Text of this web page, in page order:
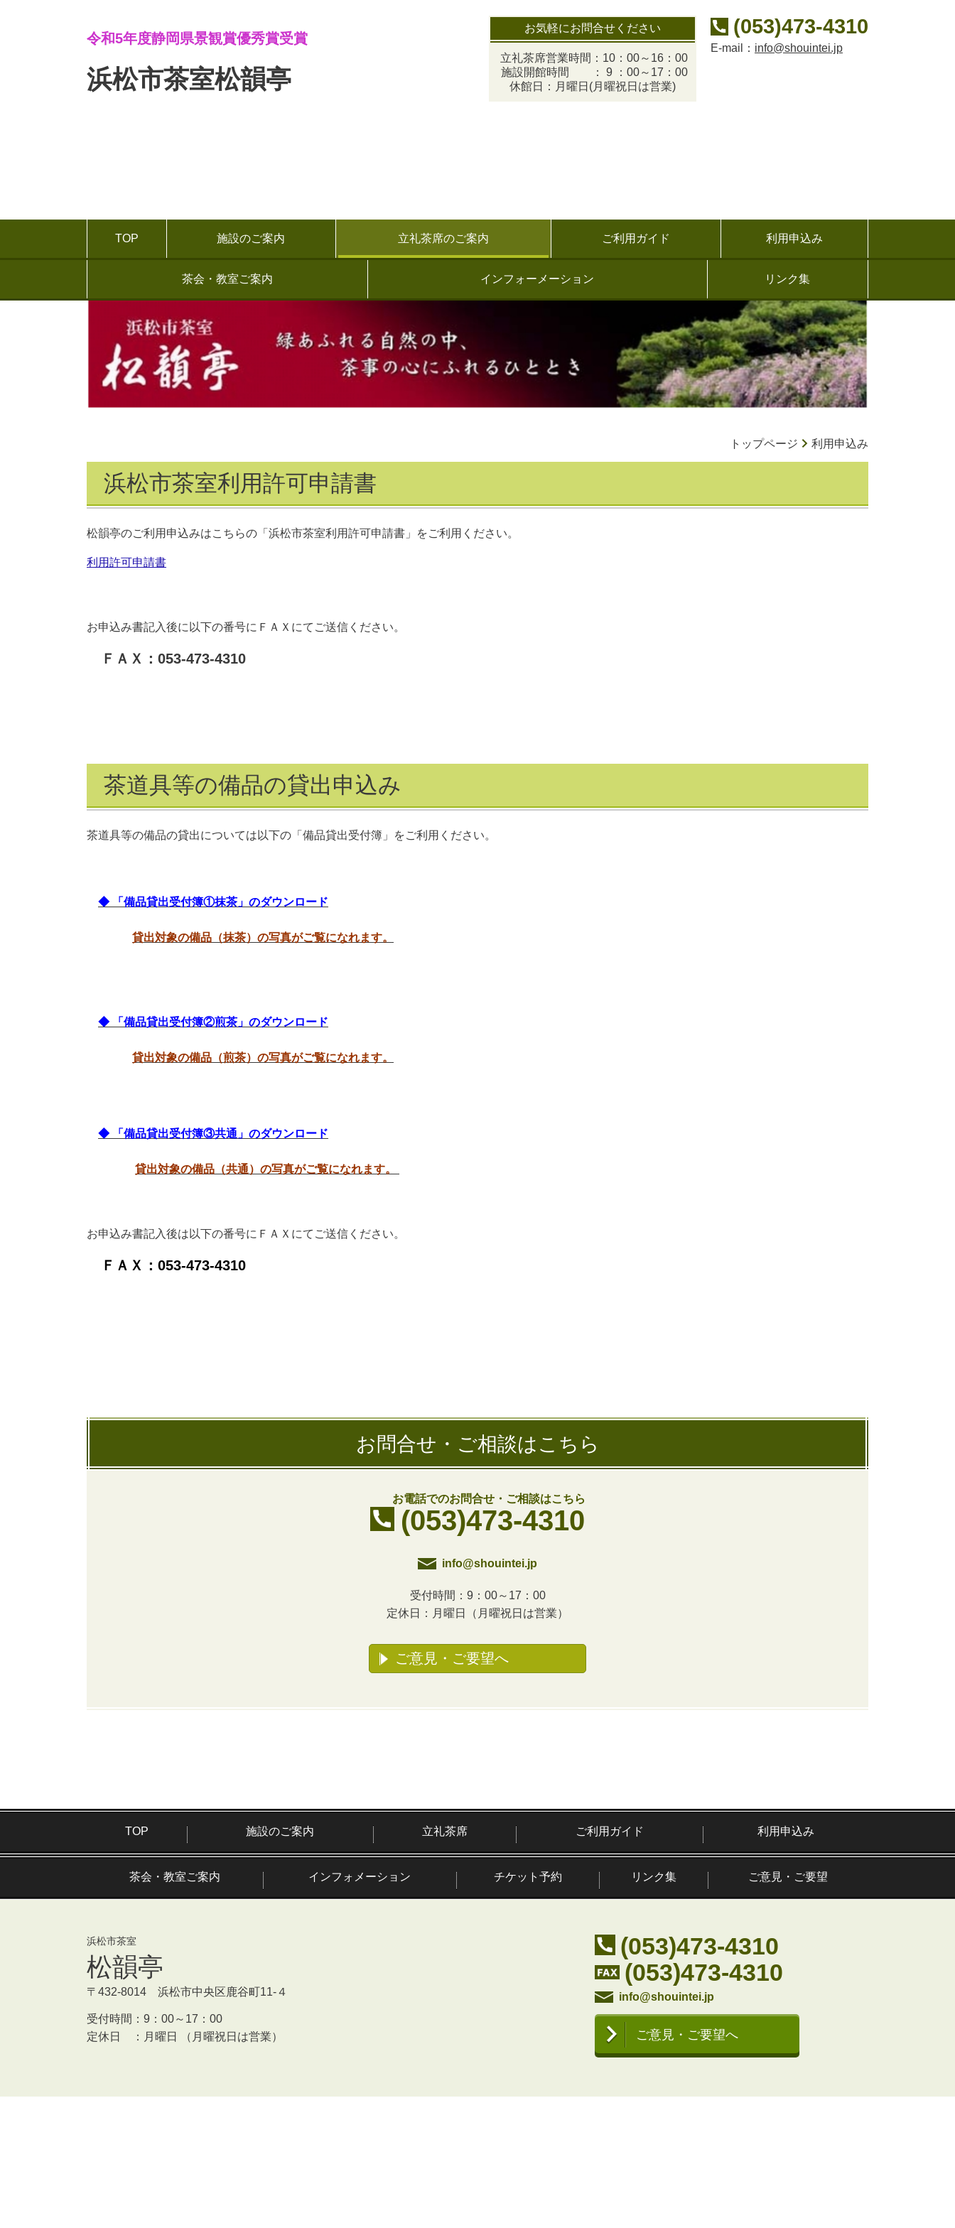
令和5年度静岡県景観賞優秀賞受賞
浜松市茶室松韻亭
お気軽にお問合せください
立礼茶席営業時間：10：00～16：00
施設開館時間 ： 9 ：00～17：00
休館日：月曜日(月曜祝日は営業)
(053)473-4310
E-mail： info@shouintei.jp
TOP 施設のご案内 立礼茶席のご案内 ご利用ガイド 利用申込み
茶会・教室ご案内 インフォーメーション リンク集
トップページ 利用申込み
浜松市茶室利用許可申請書
松韻亭のご利用申込みはこちらの「浜松市茶室利用許可申請書」をご利用ください。
利用許可申請書
お申込み書記入後に以下の番号にＦＡＸにてご送信ください。
ＦＡＸ：053-473-4310
茶道具等の備品の貸出申込み
茶道具等の備品の貸出については以下の「備品貸出受付簿」をご利用ください。
◆ 「備品貸出受付簿①抹茶」のダウンロード
貸出対象の備品（抹茶）の写真がご覧になれます。
◆ 「備品貸出受付簿②煎茶」のダウンロード
貸出対象の備品（煎茶）の写真がご覧になれます。
◆ 「備品貸出受付簿③共通」のダウンロード
貸出対象の備品（共通）の写真がご覧になれます。
お申込み書記入後は以下の番号にＦＡＸにてご送信ください。
ＦＡＸ：053-473-4310
お問合せ・ご相談はこちら
お電話でのお問合せ・ご相談はこちら
(053)473-4310
info@shouintei.jp
受付時間：9：00～17：00
定休日：月曜日（月曜祝日は営業）
ご意見・ご要望へ
TOP 施設のご案内 立礼茶席 ご利用ガイド 利用申込み
茶会・教室ご案内 インフォメーション チケット予約 リンク集 ご意見・ご要望
浜松市茶室
松韻亭
〒432-8014 浜松市中央区鹿谷町11-４
受付時間： 9：00～17：00
定休日 ： 月曜日 （月曜祝日は営業）
(053)473-4310
(053)473-4310
info@shouintei.jp
ご意見・ご要望へ